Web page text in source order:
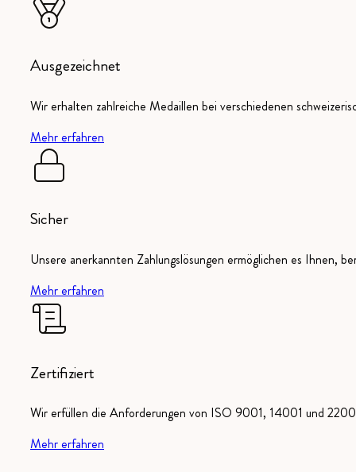
Ausgezeichnet
Wir erhalten zahlreiche Medaillen bei verschiedenen
Mehr erfahren
Sicher
Unsere anerkannten Zahlungslösungen ermöglichen es Ihnen,
Mehr erfahren
Zertifiziert
Wir erfüllen die Anforderungen von ISO 9001, 14001 und
Mehr erfahren